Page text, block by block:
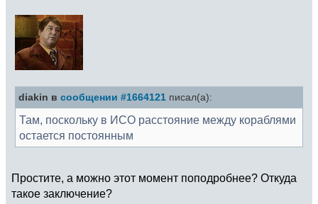
diakin в сообщении #1664121 писал(а):
Там, поскольку в ИСО расстояние между кораблями
остается постоянным
Простите, а можно этот момент поподробнее? Откуда
такое заключение?